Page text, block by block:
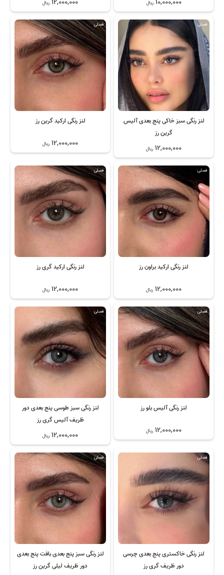
ریال ریال
لنز رنگی سبز خاکی پنج بعدی آلیس
گرین رز
12,000,000 ریال
فصلی
لنز رنگی ارکید گرین رز
12,000,000 ریال
فصلی
لنز رنگی ارکید براون رز
12,000,000 ریال
فصلی
لنز رنگی ارکید گری رز
12,000,000 ریال
فصلی
لنز رنگی آلیس بلو رز
12,000,000 ریال
فصلی
لنز رنگی سبز طوسی پنج بعدی دور
ظریف آلیس گری رز
12,000,000 ریال
فصلی
لنز رنگی خاکستری پنج بعدی چرسی
دور ظریف گری رز
فصلی
لنز رنگی سبز پنج بعدی بافت پنج بعدی
دور ظریف لیلی گرین رز
فصلی